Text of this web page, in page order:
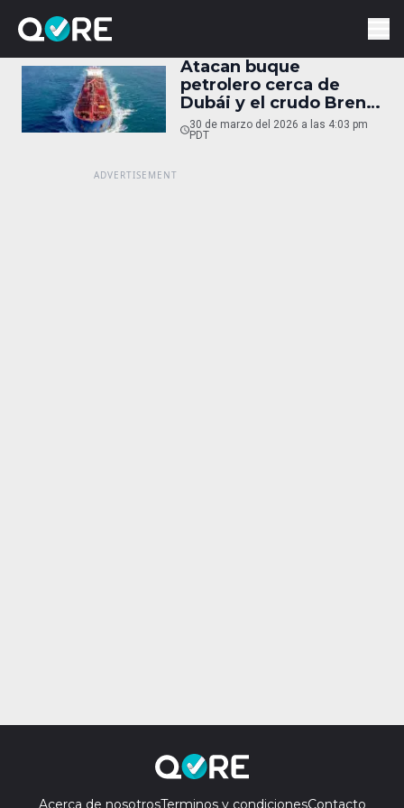
Atacan buque
petrolero cerca de
Dubái y el crudo Brent
registra alza histórica
30 de marzo del 2026 a las 4:03 pm
PDT
Acerca de nosotrosTerminos y condicionesContacto